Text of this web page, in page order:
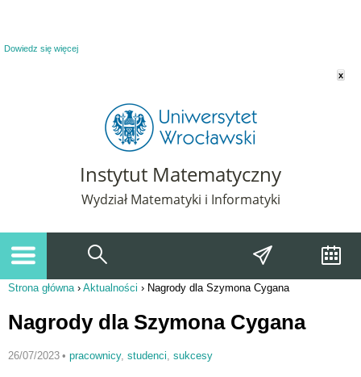
Dowiedz się więcej
x
Instytut Matematyczny
Wydział Matematyki i Informatyki
Strona główna› Aktualności › Nagrody dla Szymona Cygana
Nagrody dla Szymona Cygana
26/07/2023 • pracownicy, studenci, sukcesy